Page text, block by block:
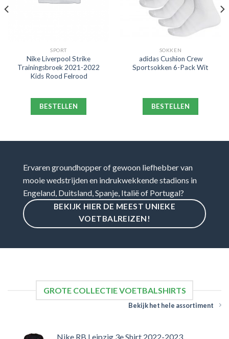
SPORT
Nike Liverpool Strike
Trainingsbroek 2021-2022
Kids Rood Felrood
BESTELLEN
SOKKEN
adidas Cushion Crew
Sportsokken 6-Pack Wit
BESTELLEN
Ervaren groundhopper of gewoon liefhebber van
mooie wedstrijden en indrukwekkende stadions in
Engeland, Duitsland, Spanje, Italië of Portugal?
BEKIJK HIER DE MEEST UNIEKE
VOETBALREIZEN!
GROTE COLLECTIE VOETBALSHIRTS
Bekijk het hele assortiment
Nike RB Leipzig 3e Shirt 2022-2023